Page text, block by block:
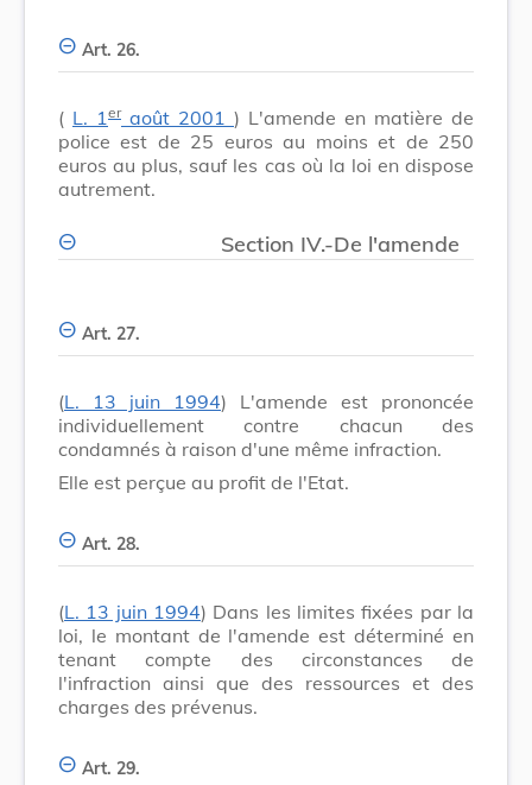
Art. 26.
( L. 1 eraoût 2001 ) L'amende en matière de
police est de 25 euros au moins et de 250
euros au plus, sauf les cas où la loi en dispose
autrement.
Section IV.-De l'amende
Art. 27.
(L. 13 juin 1994) L'amende est prononcée
individuellement contre chacun des
condamnés à raison d'une même infraction.
Elle est perçue au profit de l'Etat.
Art. 28.
(L. 13 juin 1994) Dans les limites fixées par la
loi, le montant de l'amende est déterminé en
tenant compte des circonstances de
l'infraction ainsi que des ressources et des
charges des prévenus.
Art. 29.